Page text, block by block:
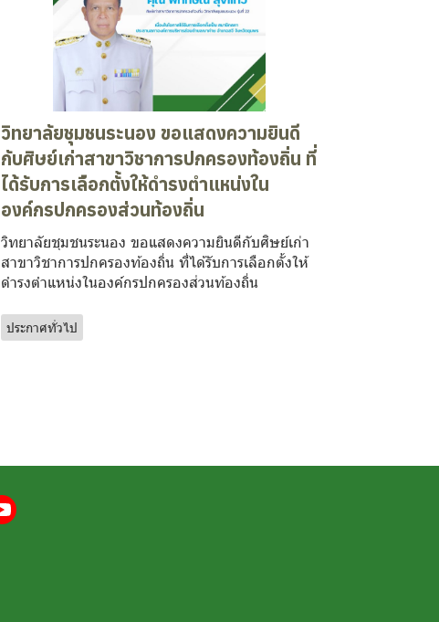
วิทยาลัยชุมชนระนอง ขอแสดงความยินดี
กับศิษย์เก่าสาขาวิชาการปกครองท้องถิ่น ที่
ได้รับการเลือกตั้งให้ดำรงตำแหน่งใน
องค์กรปกครองส่วนท้องถิ่น
วิทยาลัยชุมชนระนอง ขอแสดงความยินดีกับศิษย์เก่า
สาขาวิชาการปกครองท้องถิ่น ที่ได้รับการเลือกตั้งให้
ดำรงตำแหน่งในองค์กรปกครองส่วนท้องถิ่น
ประกาศทั่วไป